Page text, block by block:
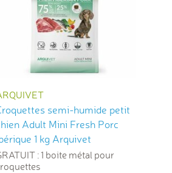
semi-humide petit
Adult Mini Fresh Porc
1 kg Arquivet
: 1 boite métal pour